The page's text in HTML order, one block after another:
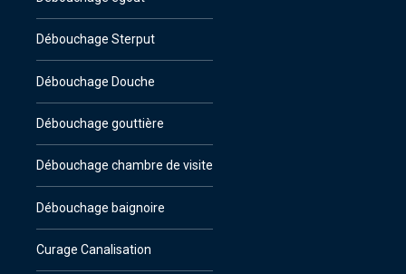
Débouchage Sterput
Débouchage Douche
Débouchage gouttière
Débouchage chambre de visite
Débouchage baignoire
Curage Canalisation